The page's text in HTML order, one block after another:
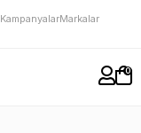
KampanyalarMarkalar
0